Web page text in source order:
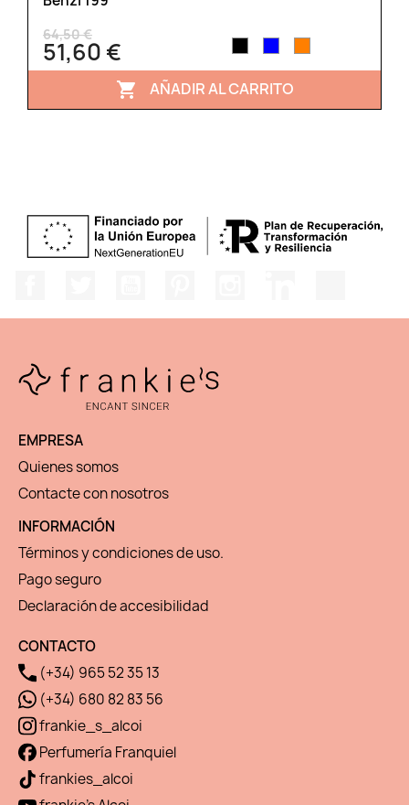
64,50 €
51,60 €
 AÑADIR AL CARRITO
EMPRESA
Quienes somos
Contacte con nosotros
INFORMACIÓN
Términos y condiciones de uso.
Pago seguro
Declaración de accesibilidad
CONTACTO
(+34) 965 52 35 13
(+34) 680 82 83 56
frankie_s_alcoi
Perfumería Franquiel
frankies_alcoi